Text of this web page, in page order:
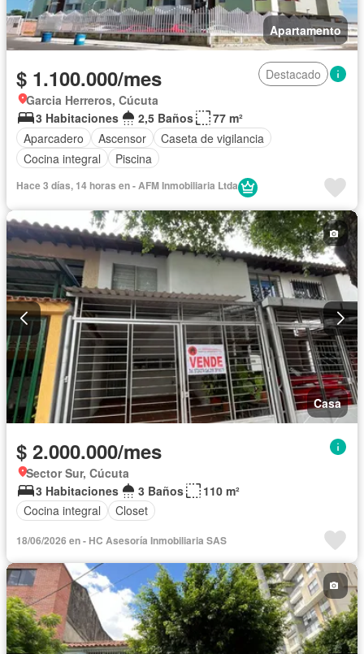
Apartamento
$ 1.100.000/mes
Destacado
Garcia Herreros, Cúcuta
3 Habitaciones
2,5 Baños
77 m²
Aparcadero
Ascensor
Caseta de vigilancia
Cocina integral
Piscina
Hace 3 días, 14 horas en - AFM Inmobiliaria Ltda
Casa
$ 2.000.000/mes
Sector Sur, Cúcuta
3 Habitaciones
3 Baños
110 m²
Cocina integral
Closet
18/06/2026 en - HC Asesoría Inmobiliaria SAS